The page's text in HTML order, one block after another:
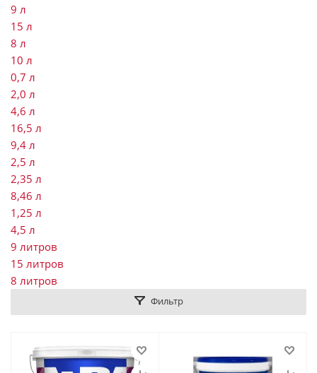
9 л
15 л
8 л
10 л
0,7 л
2,0 л
4,6 л
16,5 л
9,4 л
2,5 л
2,35 л
8,46 л
1,25 л
4,5 л
9 литров
15 литров
8 литров
Фильтр